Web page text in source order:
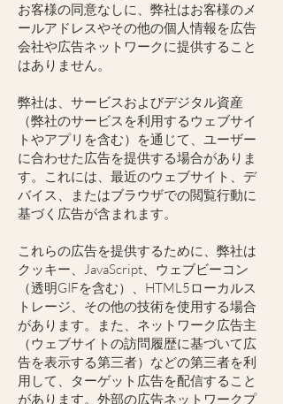
お客様の同意なしに、弊社はお客様のメ
ールアドレスやその他の個人情報を広告
会社や広告ネットワークに提供すること
はありません。
弊社は、サービスおよびデジタル資産
（弊社のサービスを利用するウェブサイ
トやアプリを含む）を通じて、ユーザー
に合わせた広告を提供する場合がありま
す。これには、最近のウェブサイト、デ
バイス、またはブラウザでの閲覧行動に
基づく広告が含まれます。
これらの広告を提供するために、弊社は
クッキー、JavaScript、ウェブビーコン
（透明GIFを含む）、HTML5ローカルス
トレージ、その他の技術を使用する場合
があります。また、ネットワーク広告主
（ウェブサイトの訪問履歴に基づいて広
告を表示する第三者）などの第三者を利
用して、ターゲット広告を配信すること
があります。外部の広告ネットワークプ